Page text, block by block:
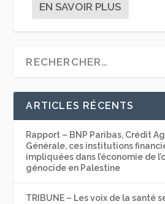
EN SAVOIR PLUS
ARTICLES RÉCENTS
Rapport – BNP Paribas, Crédit
Générale, ces institutions
impliquées dans l’économie de
génocide en Palestine
TRIBUNE – Les voix de la santé